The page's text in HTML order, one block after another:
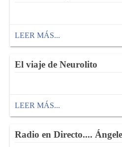
LEER MÁS...
El viaje de Neurolito
LEER MÁS...
Radio en Directo....